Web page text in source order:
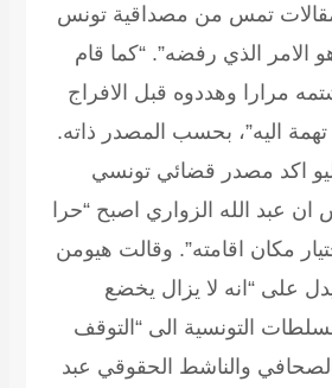
مقالات تمس من مصداقية تونس
الامر الذي رفضه”. “كما قام
مرارا وهددوه قبل الافراج
اليه”، بحسب المصدر ذاته.
اكد مصدر قضائي تونسي
عبد الله الزواري اصبح “حرا
مكان اقامته”. وقالت هيومن
على “انه لا يزال يخضع
التونسية الى “التوقف
والناشط الحقوقي عبد